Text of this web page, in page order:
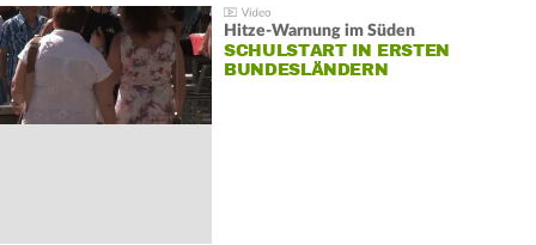
Hitze-Warnung im Süden
SCHULSTART IN ERSTEN
BUNDESLÄNDERN